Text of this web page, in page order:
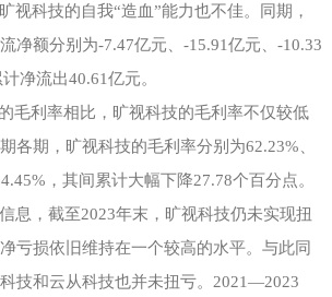
视科技的自我“造血”能力也不佳。同期，
净额分别为-7.47亿元、-15.91亿元、-10.33
净流出40.61亿元。
毛利率相比，旷视科技的毛利率不仅较低
各期，旷视科技的毛利率分别为62.23%、
，其间累计大幅下降27.78个百分点。
息，截至2023年末，旷视科技仍未实现扭
亏损依旧维持在一个较高的水平。与此同
技和云从科技也并未扭亏。2021—2023